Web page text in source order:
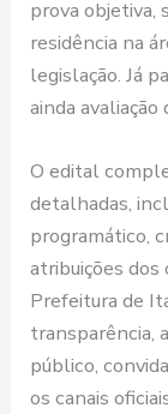
prova objetiva,
residência na
legislação. Já
ainda
O edital
detalhadas,
programático,
atribuições dos
Prefeitura de
transparência,
público,
os canais